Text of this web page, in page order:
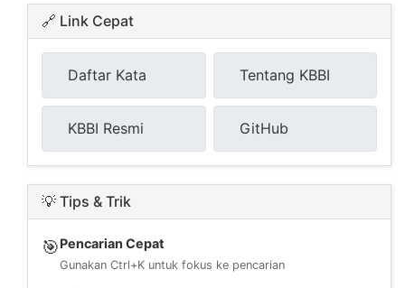
🔗 Link Cepat
Daftar Kata Tentang KBBI
KBBI Resmi GitHub
💡 Tips & Trik
🎯Pencarian Cepat
Gunakan Ctrl+K untuk fokus ke pencarian